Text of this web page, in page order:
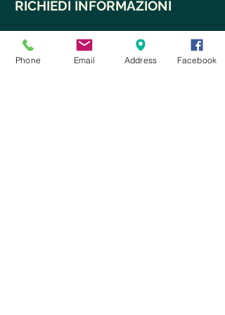
RICHIEDI INFORMAZIONI
Phone Email Address Facebook